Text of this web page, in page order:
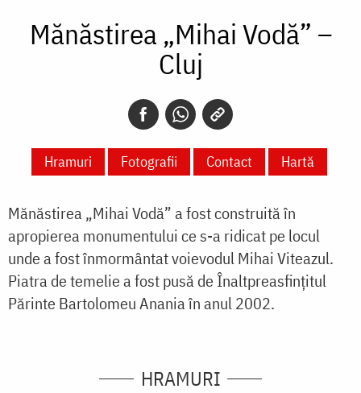
Mănăstirea „Mihai Vodă” –
Cluj
Hramuri Fotografii Contact Hartă
Mănăstirea „Mihai Vodă” a fost construită în
apropierea monumentului ce s-a ridicat pe locul
unde a fost înmormântat voievodul Mihai Viteazul.
Piatra de temelie a fost pusă de Înaltpreasfinţitul
Părinte Bartolomeu Anania în anul 2002.
HRAMURI